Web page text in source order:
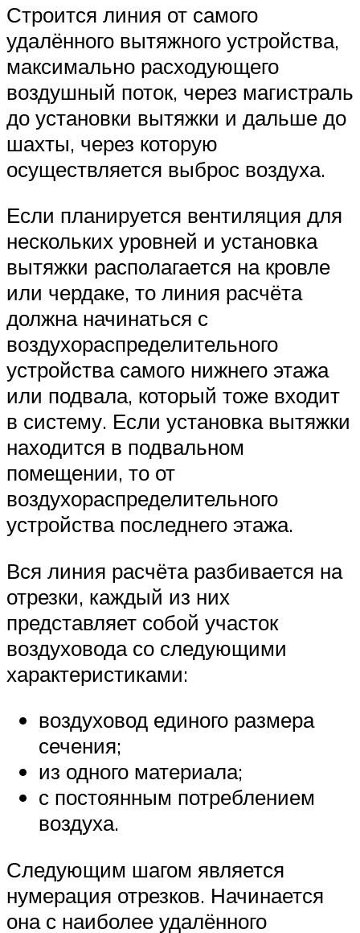
Строится линия от самого
удалённого вытяжного устройства,
максимально расходующего
воздушный поток, через магистраль
до установки вытяжки и дальше до
шахты, через которую
осуществляется выброс воздуха.
Если планируется вентиляция для
нескольких уровней и установка
вытяжки располагается на кровле
или чердаке, то линия расчёта
должна начинаться с
воздухораспределительного
устройства самого нижнего этажа
или подвала, который тоже входит
в систему. Если установка вытяжки
находится в подвальном
помещении, то от
воздухораспределительного
устройства последнего этажа.
Вся линия расчёта разбивается на
отрезки, каждый из них
представляет собой участок
воздуховода со следующими
характеристиками:
воздуховод единого размера
сечения;
из одного материала;
с постоянным потреблением
воздуха.
Следующим шагом является
нумерация отрезков. Начинается
она с наиболее удалённого